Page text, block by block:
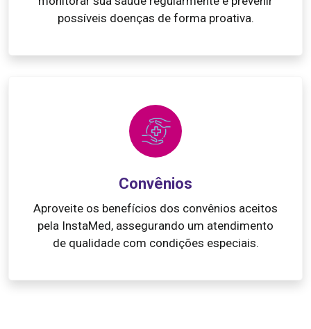
possíveis doenças de forma proativa.
Convênios
Aproveite os benefícios dos convênios aceitos
pela InstaMed, assegurando um atendimento
de qualidade com condições especiais.